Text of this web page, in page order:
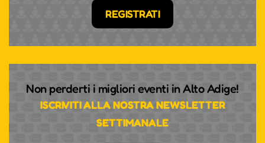
REGISTRATI
Non perderti i migliori eventi in Alto Adige!
ISCRIVITI ALLA NOSTRA NEWSLETTER
SETTIMANALE